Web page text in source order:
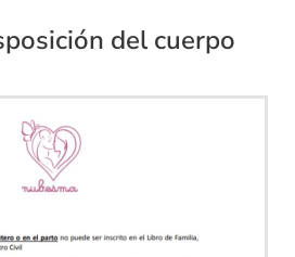
del cuerpo